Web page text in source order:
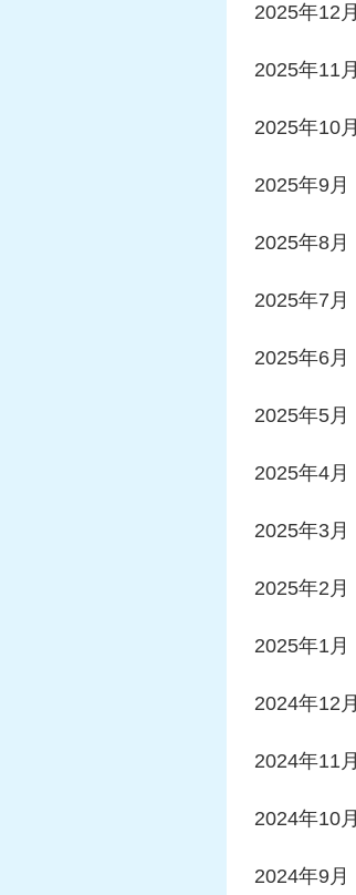
2025年12月
2025年11月
2025年10月
2025年9月
2025年8月
2025年7月
2025年6月
2025年5月
2025年4月
2025年3月
2025年2月
2025年1月
2024年12月
2024年11月
2024年10月
2024年9月